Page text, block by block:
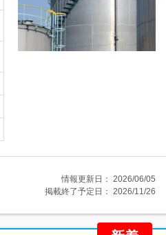
情報更新日： 2026/06/05
掲載終了予定日： 2026/11/26